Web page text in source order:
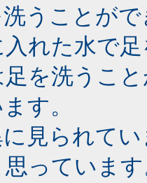
うことが
れた水で
を洗うこ
す。
見られて
っていま